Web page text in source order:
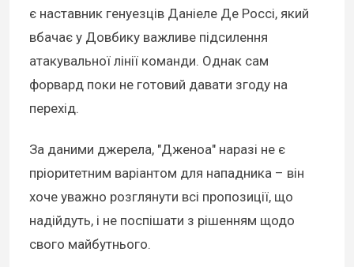
є наставник генуезців Даніеле Де Россі, який
вбачає у Довбику важливе підсилення
атакувальної лінії команди. Однак сам
форвард поки не готовий давати згоду на
перехід.
За даними джерела, "Дженоа" наразі не є
пріоритетним варіантом для нападника – він
хоче уважно розглянути всі пропозиції, що
надійдуть, і не поспішати з рішенням щодо
свого майбутнього.